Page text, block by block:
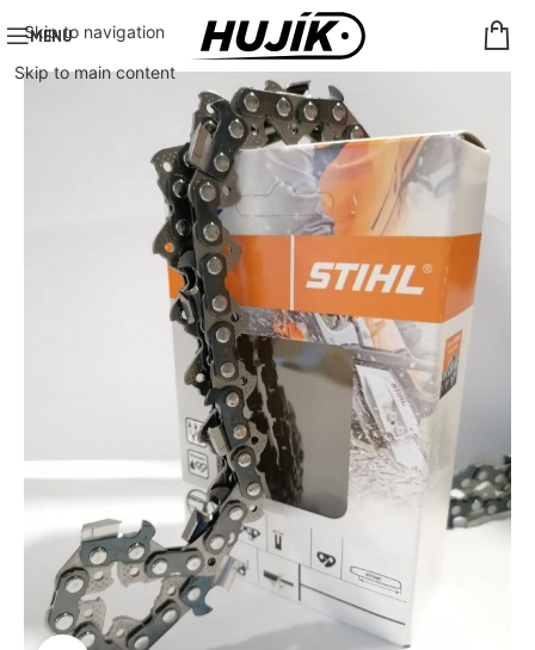
Skip to navigation
Skip to main content
MENU